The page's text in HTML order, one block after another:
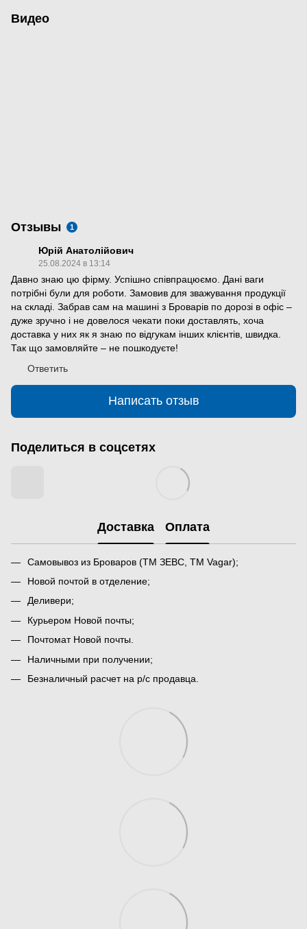
Видео
Отзывы 1
Юрій Анатолійович
25.08.2024 в 13:14
Давно знаю цю фірму. Успішно співпрацюємо. Дані ваги
потрібні були для роботи. Замовив для зважування продукції
на складі. Забрав сам на машині з Броварів по дорозі в офіс –
дуже зручно і не довелося чекати поки доставлять, хоча
доставка у них як я знаю по відгукам інших клієнтів, швидка.
Так що замовляйте – не пошкодуєте!
Ответить
Написать отзыв
Поделиться в соцсетях
Доставка Оплата
Самовывоз из Броваров (ТМ ЗЕВС, ТМ Vagar);
Новой почтой в отделение;
Деливери;
Курьером Новой почты;
Почтомат Новой почты.
Наличными при получении;
Безналичный расчет на р/с продавца.